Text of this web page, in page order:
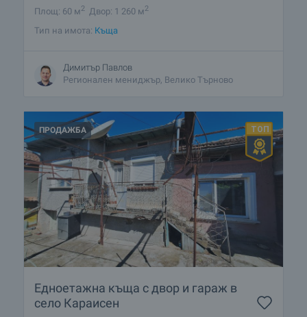
Площ: 60 м2 Двор: 1 260 м2
Тип на имота: Къща
Димитър Павлов
Регионален мениджър, Велико Търново
ПРОДАЖБА
Едноетажна къща с двор и гараж в
село Караисен